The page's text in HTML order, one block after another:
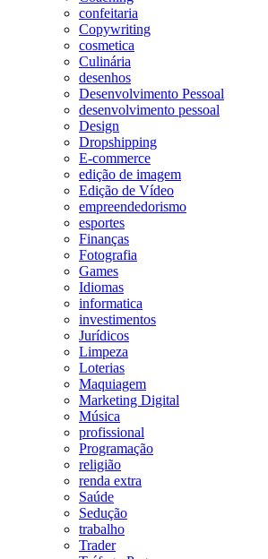
confeitaria
Copywriting
cosmetica
Culinária
desenhos
Desenvolvimento Pessoal
desenvolvimento pessoal
Design
Dropshipping
E-commerce
edição de imagem
Edição de Vídeo
empreendedorismo
esportes
Finanças
Fotografia
Games
Idiomas
informatica
investimentos
Jurídicos
Limpeza
Loterias
Maquiagem
Marketing Digital
Música
profissional
Programação
religião
renda extra
Saúde
Sedução
trabalho
Trader